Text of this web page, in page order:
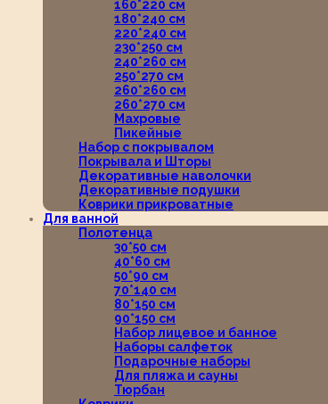
160*220 см
180*240 см
220*240 см
230*250 см
240*260 см
250*270 см
260*260 см
260*270 см
Махровые
Пикейные
Набор с покрывалом
Покрывала и Шторы
Декоративные наволочки
Декоративные подушки
Коврики прикроватные
Для ванной
Полотенца
30*50 см
40*60 см
50*90 см
70*140 см
80*150 см
90*150 см
Набор лицевое и банное
Наборы салфеток
Подарочные наборы
Для пляжа и сауны
Тюрбан